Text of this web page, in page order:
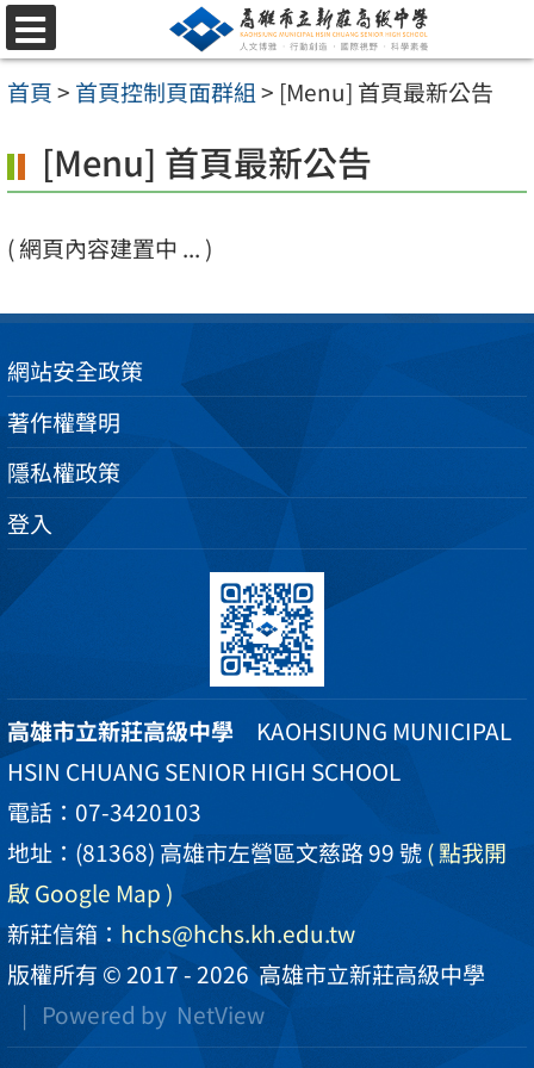
跳
至
主
內
區
選
單
首頁> 首頁控制頁面群組 > [Menu] 首頁最新公告
[Menu] 首頁最新公告
( 網頁內容建置中 ... )
網站安全政策
著作權聲明
隱私權政策
登入
高雄市立新莊高級中學 KAOHSIUNG MUNICIPAL
HSIN CHUANG SENIOR HIGH SCHOOL
電話：07-3420103
地址：(81368) 高雄市左營區文慈路 99 號( 點我開
啟 Google Map )
新莊信箱： hchs@hchs.kh.edu.tw
版權所有 © 2017 - 2026高雄市立新莊高級中學
| Powered by NetView